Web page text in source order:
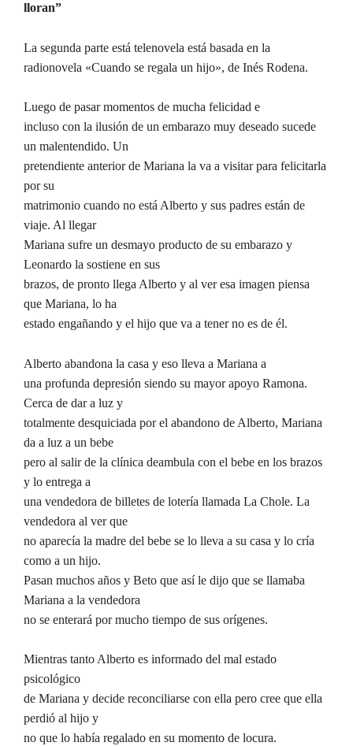
lloran”
La segunda parte está telenovela está basada en la
radionovela «Cuando se regala un hijo», de Inés Rodena.
Luego de pasar momentos de mucha felicidad e
incluso con la ilusión de un embarazo muy deseado sucede
un malentendido. Un
pretendiente anterior de Mariana la va a visitar para felicitarla
por su
matrimonio cuando no está Alberto y sus padres están de
viaje. Al llegar
Mariana sufre un desmayo producto de su embarazo y
Leonardo la sostiene en sus
brazos, de pronto llega Alberto y al ver esa imagen piensa
que Mariana, lo ha
estado engañando y el hijo que va a tener no es de él.
Alberto abandona la casa y eso lleva a Mariana a
una profunda depresión siendo su mayor apoyo Ramona.
Cerca de dar a luz y
totalmente desquiciada por el abandono de Alberto, Mariana
da a luz a un bebe
pero al salir de la clínica deambula con el bebe en los brazos
y lo entrega a
una vendedora de billetes de lotería llamada La Chole. La
vendedora al ver que
no aparecía la madre del bebe se lo lleva a su casa y lo cría
como a un hijo.
Pasan muchos años y Beto que así le dijo que se llamaba
Mariana a la vendedora
no se enterará por mucho tiempo de sus orígenes.
Mientras tanto Alberto es informado del mal estado
psicológico
de Mariana y decide reconciliarse con ella pero cree que ella
perdió al hijo y
no que lo había regalado en su momento de locura.